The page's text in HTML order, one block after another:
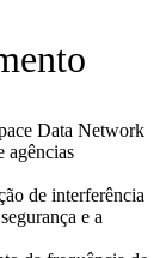
Data Network
agências
de interferência
e a